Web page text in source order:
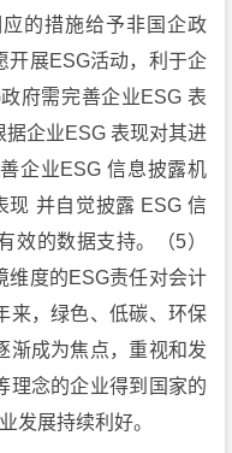
的措施给予非国企政
开展ESG活动，利于企
府需完善企业ESG 表
企业ESG 表现对其进
企业ESG 信息披露机
现 并自觉披露 ESG 信
效的数据支持。（5）
维度的ESG责任对会计
来，绿色、低碳、环保
渐成为焦点，重视和发
理念的企业得到国家的
发展持续利好。